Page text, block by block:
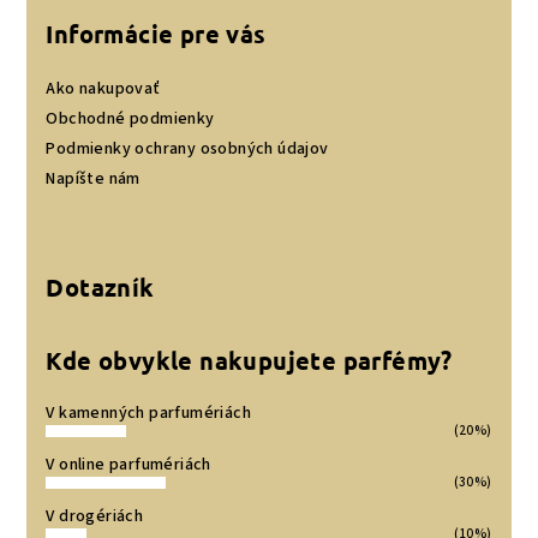
Informácie pre vás
Ako nakupovať
Obchodné podmienky
Podmienky ochrany osobných údajov
Napíšte nám
Dotazník
Kde obvykle nakupujete parfémy?
V kamenných parfumériách
(20%)
V online parfumériách
(30%)
V drogériách
(10%)